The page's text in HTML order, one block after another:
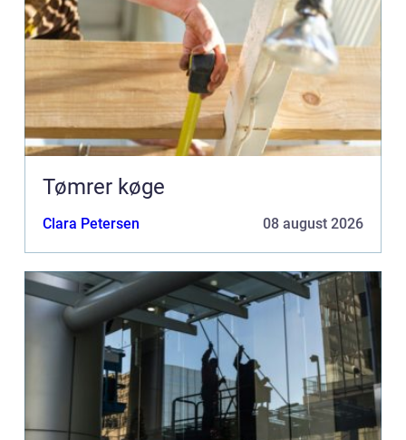
Tømrer køge
Clara Petersen 08 august 2026